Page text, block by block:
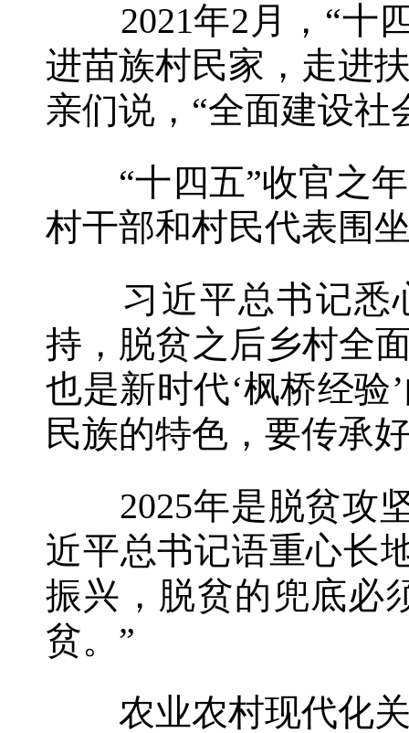
2021年2月，“十四
进苗族村民家，走进
亲们说，“全面建设社
“十四五”收官之年
村干部和村民代表围
习近平总书记悉心
持，脱贫之后乡村全
也是新时代‘枫桥经验
民族的特色，要传承
2025年是脱贫攻坚
近平总书记语重心长
振兴，脱贫的兜底必
贫。”
农业农村现代化关